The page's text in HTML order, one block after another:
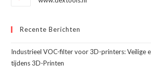
Recente Berichten
Industrieel VOC-filter voor 3D-printers: Veilige
tijdens 3D-Printen